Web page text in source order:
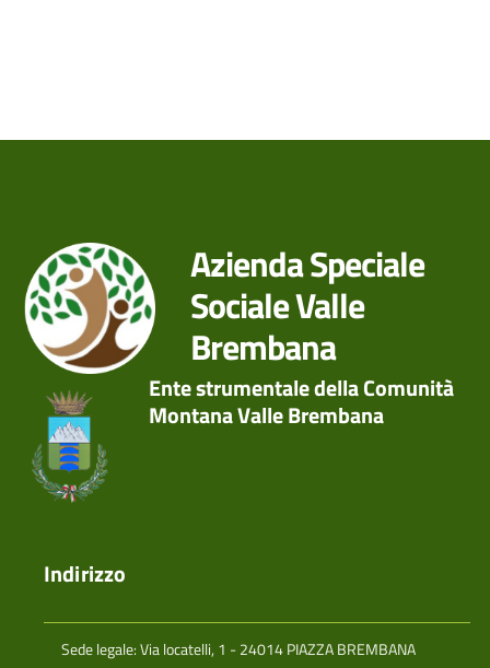
Azienda Speciale
Sociale Valle
Brembana
Ente strumentale della Comunità
Montana Valle Brembana
Indirizzo
Sede legale: Via locatelli, 1 - 24014 PIAZZA BREMBANA